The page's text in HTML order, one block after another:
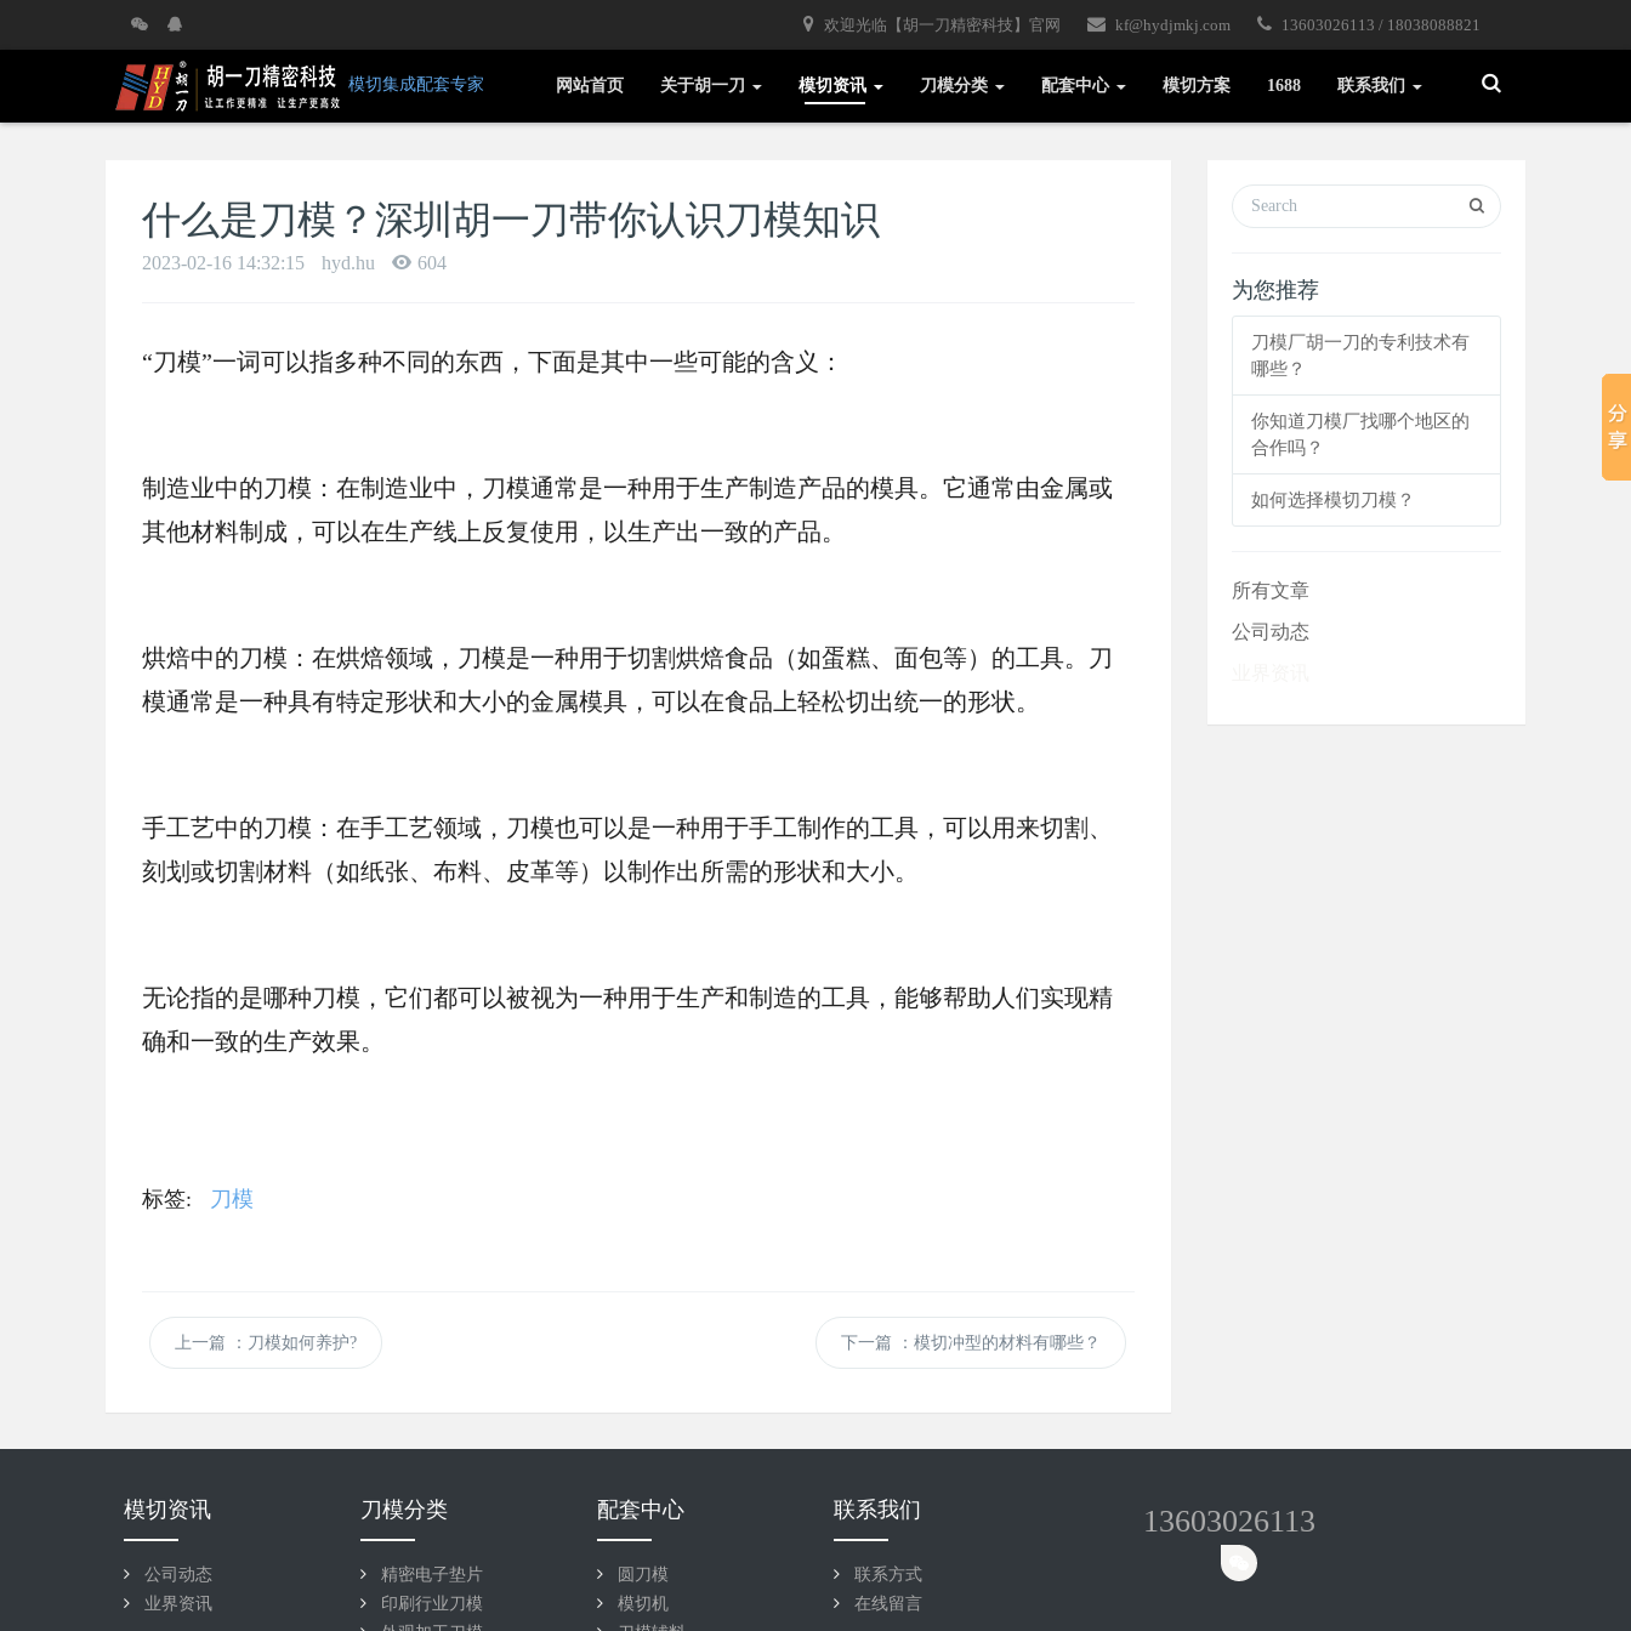
欢迎光临【胡一刀精密科技】官网 kf@hydjmkj.com 13603026113 / 18038088821
模切集成配套专家 Toggle
Search
网站首页 关于胡一刀 模切资讯 刀模分类 配套中心 模切方案 1688 联系我们
什么是刀模？深圳胡一刀带你认识刀模知识
2023-02-16 14:32:15 hyd.hu 604
“刀模”一词可以指多种不同的东西，下面是其中一些可能的含义：
制造业中的刀模：在制造业中，刀模通常是一种用于生产制造产品的模具。它通常由金属或
其他材料制成，可以在生产线上反复使用，以生产出一致的产品。
烘焙中的刀模：在烘焙领域，刀模是一种用于切割烘焙食品（如蛋糕、面包等）的工具。刀
模通常是一种具有特定形状和大小的金属模具，可以在食品上轻松切出统一的形状。
手工艺中的刀模：在手工艺领域，刀模也可以是一种用于手工制作的工具，可以用来切割、
刻划或切割材料（如纸张、布料、皮革等）以制作出所需的形状和大小。
无论指的是哪种刀模，它们都可以被视为一种用于生产和制造的工具，能够帮助人们实现精
确和一致的生产效果。
标签: 刀模
上一篇 ：刀模如何养护? 下一篇 ：模切冲型的材料有哪些？
为您推荐
刀模厂胡一刀的专利技术有
哪些？
你知道刀模厂找哪个地区的
合作吗？
如何选择模切刀模？
所有文章
公司动态
模切资讯
公司动态
业界资讯
刀模分类
精密电子垫片
印刷行业刀模
配套中心
圆刀模
模切机
联系我们
联系方式
在线留言
13603026113